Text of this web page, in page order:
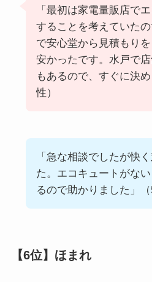
「最初は家電量販店で
することを考えていた
で安心堂から見積もり
安かったです。水戸で
もあるので、すぐに決
性）
「急な相談でしたが快
た。エコキュートがな
るので助かりました」（
【6位】ほまれ